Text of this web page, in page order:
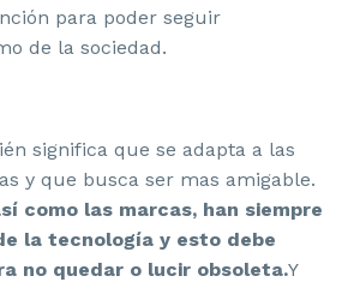
para poder seguir
de la sociedad.
significa que se adapta a las
y que busca ser mas amigable.
como las marcas, han siempre
la tecnología y esto debe
no quedar o lucir obsoleta.Y